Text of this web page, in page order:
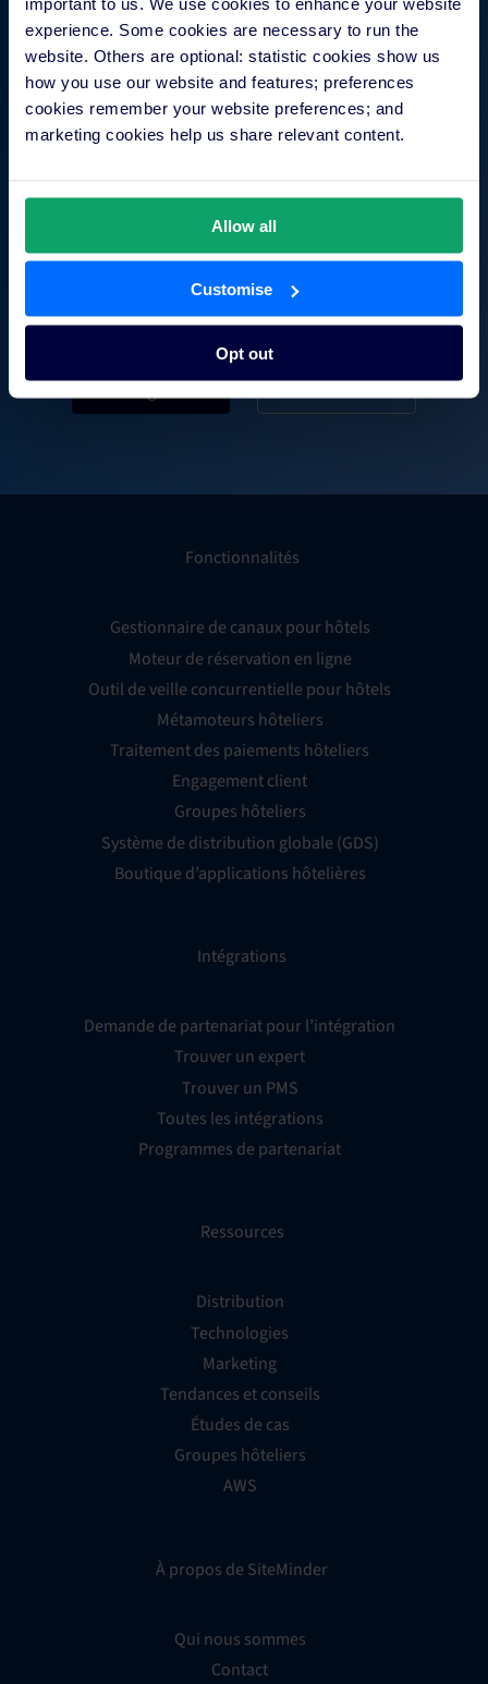
experience. Some cookies are necessary to run the
website. Others are optional: statistic cookies show us
how you use our website and features; preferences
cookies remember your website preferences; and
marketing cookies help us share relevant content.
Allow all
Customise
Opt out
Essai gratuit Voir la démo
Fonctionnalités
Gestionnaire de canaux pour hôtels
Moteur de réservation en ligne
Outil de veille concurrentielle pour hôtels
Métamoteurs hôteliers
Traitement des paiements hôteliers
Engagement client
Groupes hôteliers
Système de distribution globale (GDS)
Boutique d’applications hôtelières
Intégrations
Demande de partenariat pour l’intégration
Trouver un expert
Trouver un PMS
Toutes les intégrations
Programmes de partenariat
Ressources
Distribution
Technologies
Marketing
Tendances et conseils
Études de cas
Groupes hôteliers
AWS
À propos de SiteMinder
Qui nous sommes
Contact